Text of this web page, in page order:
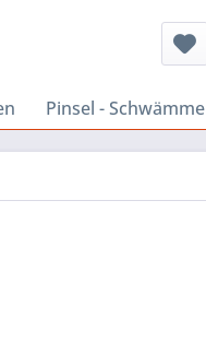
Pinsel - Schwämme